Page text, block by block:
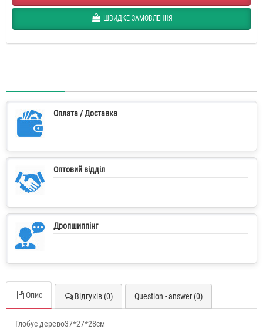
ШВИДКЕ ЗАМОВЛЕННЯ
Оплата / Доставка
Оптовий відділ
Дропшиппінг
Опис Відгуків (0) Question - answer (0)
Глобус дерево37*27*28см